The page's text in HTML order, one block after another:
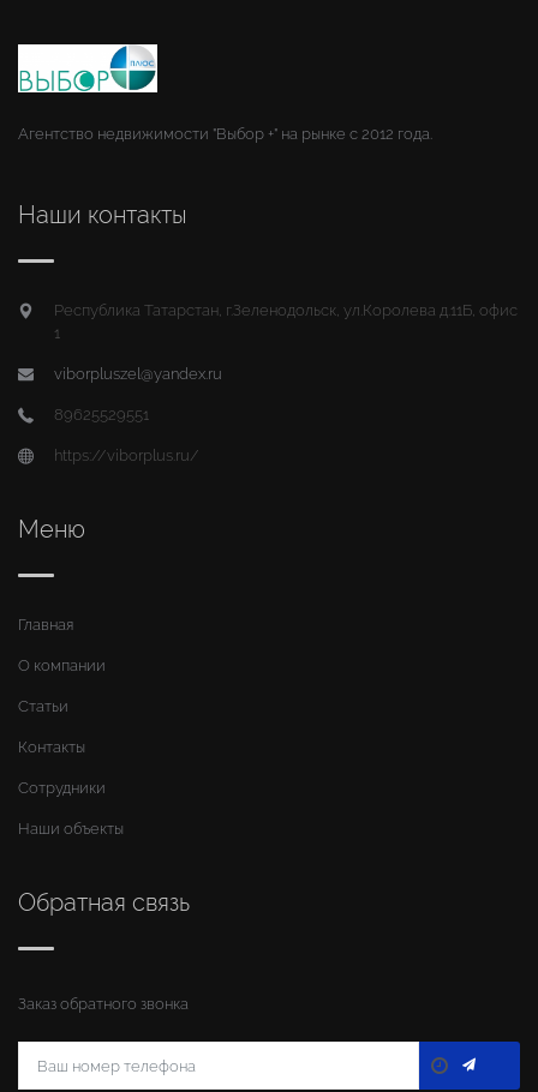
Агентство недвижимости "Выбор +" на рынке с 2012 года.
Наши контакты
Республика Татарстан, г.Зеленодольск, ул.Королева д.11Б, офис
1
viborpluszel@yandex.ru
89625529551
https://viborplus.ru/
Меню
Главная
О компании
Статьи
Контакты
Сотрудники
Наши объекты
Обратная связь
Заказ обратного звонка